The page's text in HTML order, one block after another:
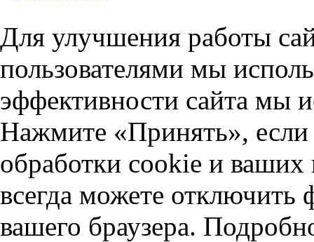
Для улучшения работы
пользователями мы
эффективности сайта мы
Нажмите «Принять», если
обработки cookie и
всегда можете отключить
вашего браузера.